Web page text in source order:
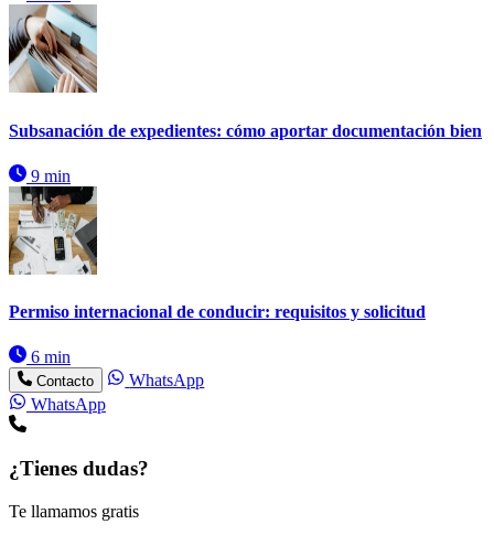
Subsanación de expedientes: cómo aportar documentación bien
9 min
Permiso internacional de conducir: requisitos y solicitud
6 min
Contacto
WhatsApp
WhatsApp
¿Tienes dudas?
Te llamamos gratis